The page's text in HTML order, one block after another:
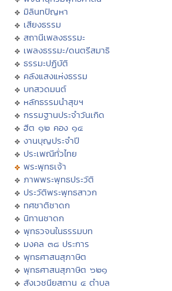
มิลินทปัญหา
เสียงธรรม
สถานีเพลงธรรมะ
เพลงธรรมะ/ดนตรีสมาธิ
ธรรมะปฏิบัติ
คลังแสงแห่งธรรม
บทสวดมนต์
หลักธรรมนำสุขฯ
กรรมฐานประจำวันเกิด
ฮีต ๑๒ คอง ๑๔
งานบุญประจำปี
ประเพณีทั่วไทย
พระพุทธเจ้า
ภาพพระพุทธประวัติ
ประวัติพระพุทธสาวก
ทศชาติชาดก
นิทานชาดก
พุทธวจนในธรรมบท
มงคล ๓๘ ประการ
พุทธศาสนสุภาษิต
พุทธศาสนสุภาษิต ๖๒๑
สังเวชนียสถาน ๔ ตำบล